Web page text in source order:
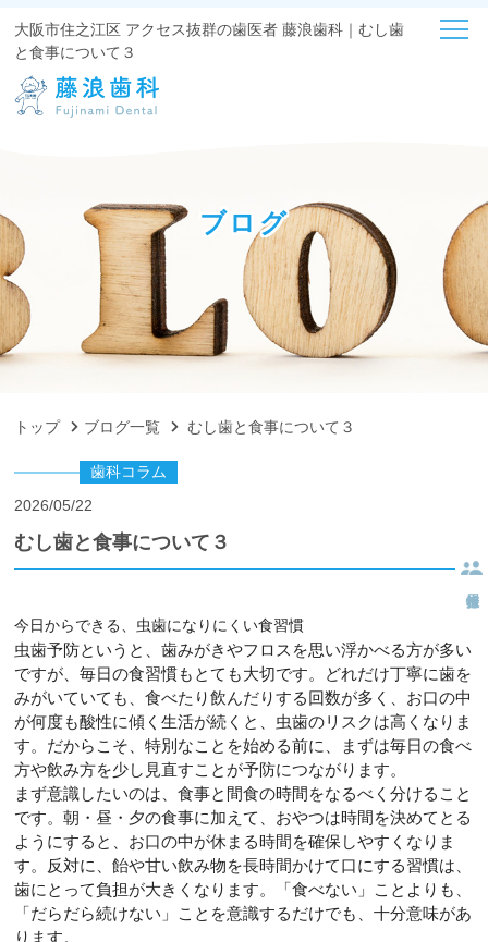
大阪市住之江区 アクセス抜群の歯医者 藤浪歯科｜むし歯
と食事について３
ブログ
トップ ブログ一覧 むし歯と食事について３
歯科コラム
2026/05/22
むし歯と食事について３
今日からできる、虫歯になりにくい食習慣
虫歯予防というと、歯みがきやフロスを思い浮かべる方が多い
ですが、毎日の食習慣もとても大切です。どれだけ丁寧に歯を
みがいていても、食べたり飲んだりする回数が多く、お口の中
が何度も酸性に傾く生活が続くと、虫歯のリスクは高くなりま
す。だからこそ、特別なことを始める前に、まずは毎日の食べ
方や飲み方を少し見直すことが予防につながります。
まず意識したいのは、食事と間食の時間をなるべく分けること
です。朝・昼・夕の食事に加えて、おやつは時間を決めてとる
ようにすると、お口の中が休まる時間を確保しやすくなりま
す。反対に、飴や甘い飲み物を長時間かけて口にする習慣は、
歯にとって負担が大きくなります。「食べない」ことよりも、
「だらだら続けない」ことを意識するだけでも、十分意味があ
ります。